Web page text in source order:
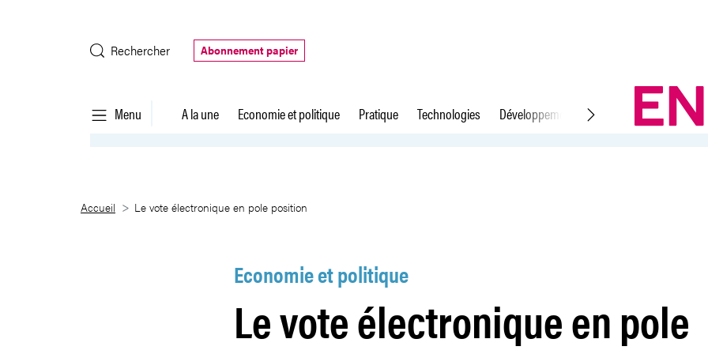
Rechercher
Abonnement papier
Menu A la une Economie et politique Pratique Technologies Développement durable Droit du travail
Le vote électronique en pole position
Accueil Le vote électronique en pole position
Economie et politique
Le vote électronique en pole